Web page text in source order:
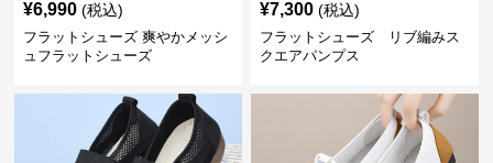
¥6,990 (税込)
フラットシューズ 爽やかメッシ
ュフラットシューズ
¥7,300 (税込)
フラットシューズ リブ編みス
クエアパンプス